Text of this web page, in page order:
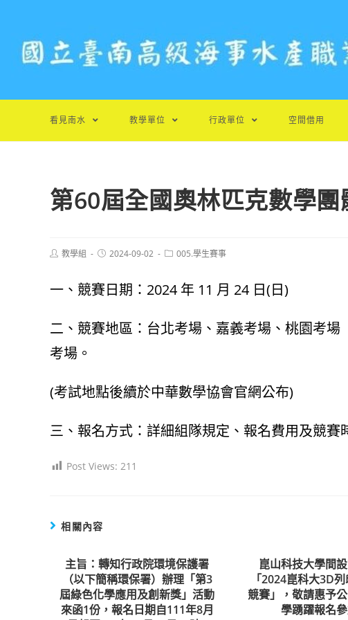
看見南水 教學單位 行政單位 空間借用
第60屆全國奧林匹克數學團
Post教學組
Post2024-09-02
Post005.學生賽事
一、競賽日期：2024 年 11 月 24 日(日)
二、競賽地區：台北考場、嘉義考場、桃園考
考場。
(考試地點後續於中華數學協會官網公布)
三、報名方式：詳細組隊規定、報名費用及競賽
Post Views: 211
相關內容
主旨：轉知行政院環境保護署
（以下簡稱環保署）辦理「第3
屆綠色化學應用及創新獎」活動
來函1份，報名日期自111年8月
崑山科技大學間
「2024崑科大3D
競賽」，敬請惠予
學踴躍報名參